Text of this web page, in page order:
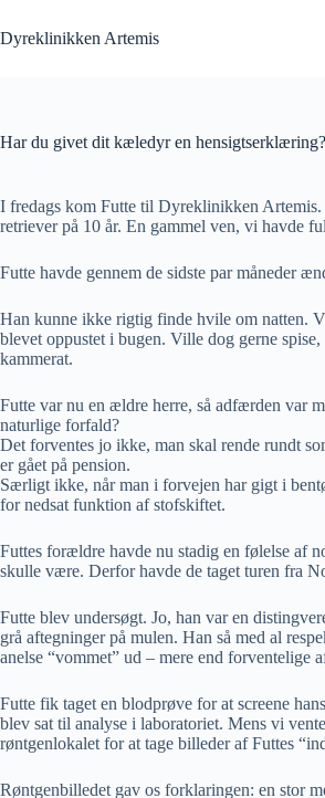
til
indhold
Dyreklinikken Artemis
Har du givet dit kæledyr en hensigtserklæring?
I fredags kom Futte til Dyreklinikken
retriever på 10 år. En gammel ven, vi havde
Futte havde gennem de sidste par måneder
Han kunne ikke rigtig finde hvile om natten.
blevet oppustet i bugen. Ville dog gerne
kammerat.
Futte var nu en ældre herre, så adfærden var
naturlige forfald?
Det forventes jo ikke, man skal rende rundt
er gået på pension.
Særligt ikke, når man i forvejen har gigt i
for nedsat funktion af stofskiftet.
Futtes forældre havde nu stadig en følelse af
skulle være. Derfor havde de taget turen fra
Futte blev undersøgt. Jo, han var en
grå aftegninger på mulen. Han så med al
anelse “vommet” ud – mere end forventelige
Futte fik taget en blodprøve for at screene
blev sat til analyse i laboratoriet. Mens vi
røntgenlokalet for at tage billeder af Futtes
Røntgenbilledet gav os forklaringen: en stor